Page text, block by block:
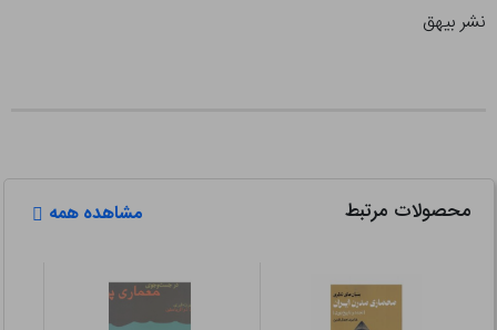
نشر بیهق
محصولات مرتبط مشاهده همه